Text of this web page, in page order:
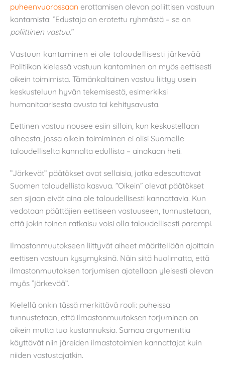
puheenvuorossaan erottamisen olevan poliittisen vastuun
kantamista: ”Edustaja on erotettu ryhmästä – se on
poliittinen vastuu.”
Vastuun kantaminen ei ole taloudellisesti järkevää
Politiikan kielessä vastuun kantaminen on myös eettisesti
oikein toimimista. Tämänkaltainen vastuu liittyy usein
keskusteluun hyvän tekemisestä, esimerkiksi
humanitaarisesta avusta tai kehitysavusta.
Eettinen vastuu nousee esiin silloin, kun keskustellaan
aiheesta, jossa oikein toimiminen ei olisi Suomelle
taloudelliselta kannalta edullista – ainakaan heti.
”Järkevät” päätökset ovat sellaisia, jotka edesauttavat
Suomen taloudellista kasvua. ”Oikein” olevat päätökset
sen sijaan eivät aina ole taloudellisesti kannattavia. Kun
vedotaan päättäjien eettiseen vastuuseen, tunnustetaan,
että jokin toinen ratkaisu voisi olla taloudellisesti parempi.
Ilmastonmuutokseen liittyvät aiheet määritellään ajoittain
eettisen vastuun kysymyksinä. Näin siitä huolimatta, että
ilmastonmuutoksen torjumisen ajatellaan yleisesti olevan
myös ”järkevää”.
Kielellä onkin tässä merkittävä rooli: puheissa
tunnustetaan, että ilmastonmuutoksen torjuminen on
oikein mutta tuo kustannuksia. Samaa argumenttia
käyttävät niin järeiden ilmastotoimien kannattajat kuin
niiden vastustajatkin.